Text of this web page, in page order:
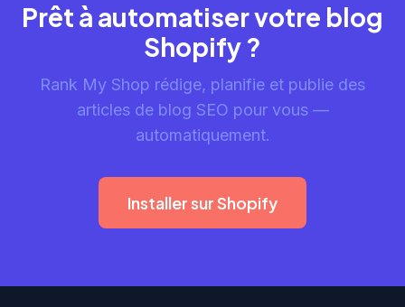
Prêt à automatiser votre blog
Shopify ?
Rank My Shop rédige, planifie et publie des
articles de blog SEO pour vous —
automatiquement.
Installer sur Shopify